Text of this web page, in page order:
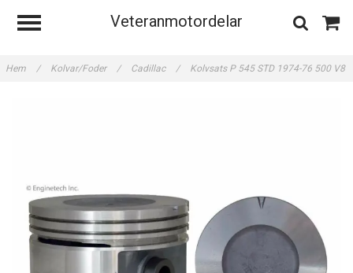
Veteranmotordelar
Hem / Kolvar/Foder / Cadillac / Kolvsats P 545 STD 1974-76 500 V8